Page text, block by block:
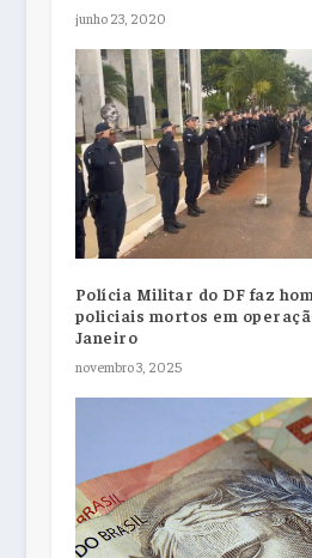
junho 23, 2020
Polícia Militar do DF faz
policiais mortos em
Janeiro
novembro 3, 2025